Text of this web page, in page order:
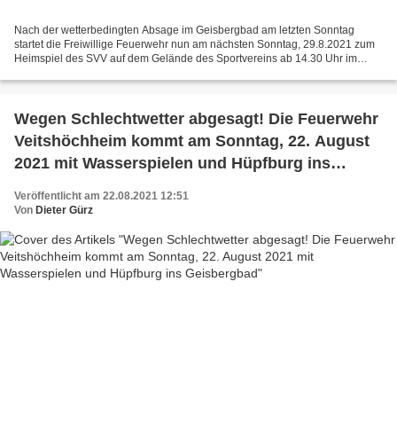
Nach der wetterbedingten Absage im Geisbergbad am letzten Sonntag
startet die Freiwillige Feuerwehr nun am nächsten Sonntag, 29.8.2021 zum
Heimspiel des SVV auf dem Gelände des Sportvereins ab 14.30 Uhr im
Wegen Schlechtwetter abgesagt! Die Feuerwehr
Veitshöchheim kommt am Sonntag, 22. August
2021 mit Wasserspielen und Hüpfburg ins
Veröffentlicht am 22.08.2021 12:51
Von Dieter Gürz